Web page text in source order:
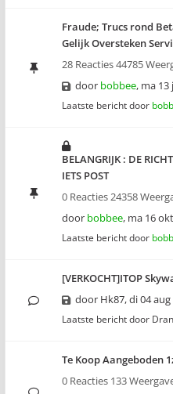
Fraude; Trucs rond
Gelijk Oversteken
28 Reacties 44785
door bobbee, ma 13
Laatste bericht door
BELANGRIJK : DE
IETS POST
0 Reacties 24358
door bobbee, ma 16
Laatste bericht door
[VERKOCHT]ITOP
door Hk87,di 04 aug
Laatste bericht door
Te Koop Aangeboden
0 Reacties 133